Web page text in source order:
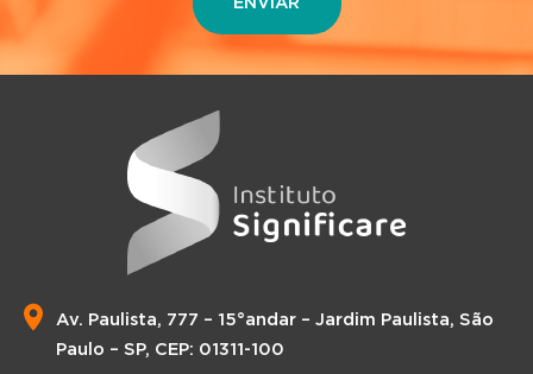
Av. Paulista, 777 – 15°andar – Jardim Paulista, São
Paulo – SP, CEP: 01311-100